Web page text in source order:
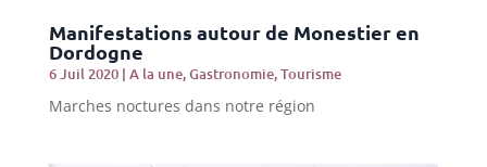
Manifestations autour de Monestier en
Dordogne
6 Juil 2020| A la une,Gastronomie,Tourisme
Marches noctures dans notre région